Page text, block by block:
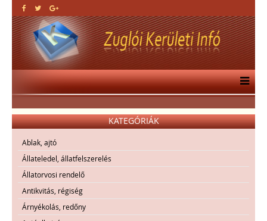
KATEGÓRIÁK
Ablak, ajtó
Állateledel, állatfelszerelés
Állatorvosi rendelő
Antikvitás, régiség
Árnyékolás, redőny